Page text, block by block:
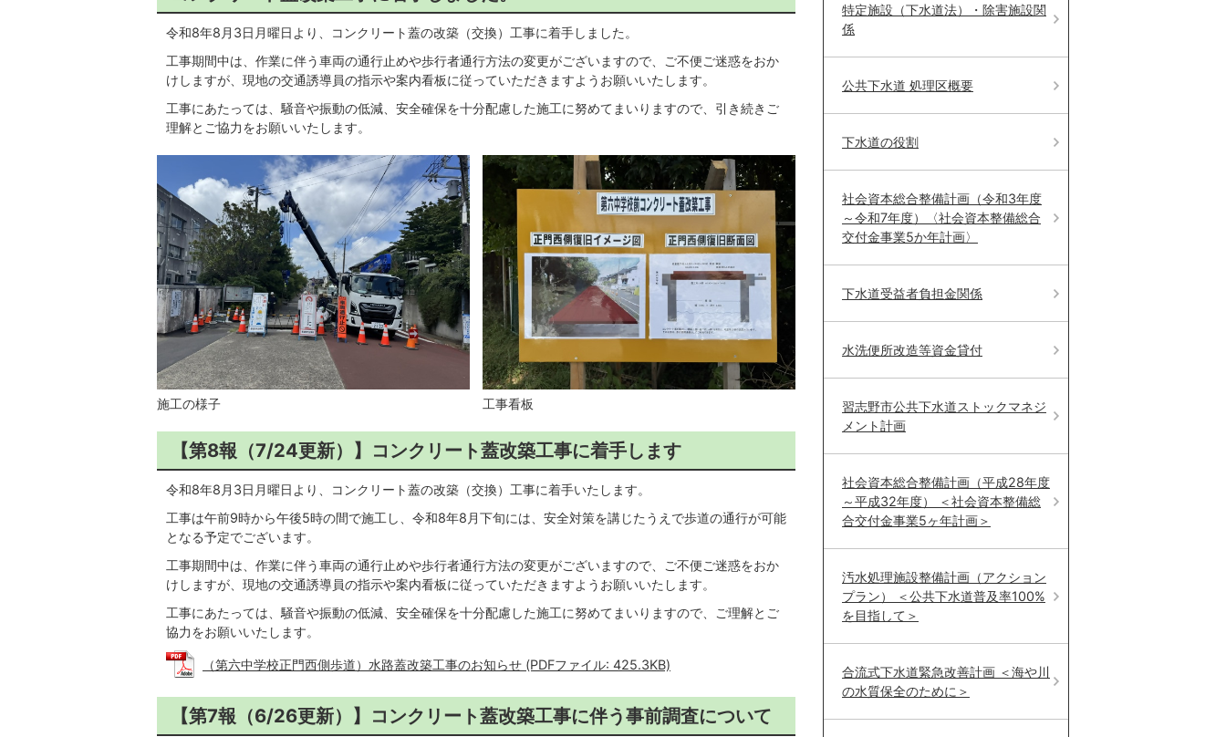
令和8年8月3日月曜日より、コンクリート蓋の改築（交換）工事に着手しました。
工事期間中は、作業に伴う車両の通行止めや歩行者通行方法の変更がございますので、ご不便ご迷惑をおか
けしますが、現地の交通誘導員の指示や案内看板に従っていただきますようお願いいたします。
工事にあたっては、騒音や振動の低減、安全確保を十分配慮した施工に努めてまいりますので、引き続きご
理解とご協力をお願いいたします。
施工の様子 工事看板
【第8報（7/24更新）】コンクリート蓋改築工事に着手します
令和8年8月3日月曜日より、コンクリート蓋の改築（交換）工事に着手いたします。
工事は午前9時から午後5時の間で施工し、令和8年8月下旬には、安全対策を講じたうえで歩道の通行が可能
となる予定でございます。
工事期間中は、作業に伴う車両の通行止めや歩行者通行方法の変更がございますので、ご不便ご迷惑をおか
けしますが、現地の交通誘導員の指示や案内看板に従っていただきますようお願いいたします。
工事にあたっては、騒音や振動の低減、安全確保を十分配慮した施工に努めてまいりますので、ご理解とご
協力をお願いいたします。
（第六中学校正門西側歩道）水路蓋改築工事のお知らせ (PDFファイル: 425.3KB)
【第7報（6/26更新）】コンクリート蓋改築工事に伴う事前調査について
特定施設（下水道法）・除害施設関
係
公共下水道 処理区概要
下水道の役割
社会資本総合整備計画（令和3年度
～令和7年度）〈社会資本整備総合
交付金事業5か年計画〉
下水道受益者負担金関係
水洗便所改造等資金貸付
習志野市公共下水道ストックマネジ
メント計画
社会資本総合整備計画（平成28年度
～平成32年度） ＜社会資本整備総
合交付金事業5ヶ年計画＞
汚水処理施設整備計画（アクション
プラン） ＜公共下水道普及率100%
を目指して＞
合流式下水道緊急改善計画 ＜海や川
の水質保全のために＞